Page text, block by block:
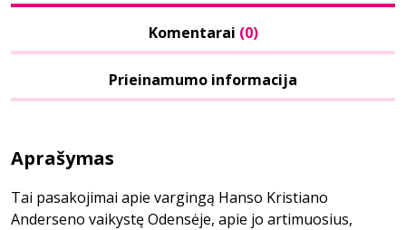
Komentarai (0)
Prieinamumo informacija
Aprašymas
Tai pasakojimai apie vargingą Hanso Kristiano
Anderseno vaikystę Odensėje, apie jo artimuosius,